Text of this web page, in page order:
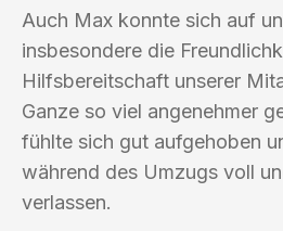
Auch Max konnte sich auf
insbesondere die
Hilfsbereitschaft unserer
Ganze so viel angenehmer
fühlte sich gut aufgehoben
während des Umzugs voll
verlassen.